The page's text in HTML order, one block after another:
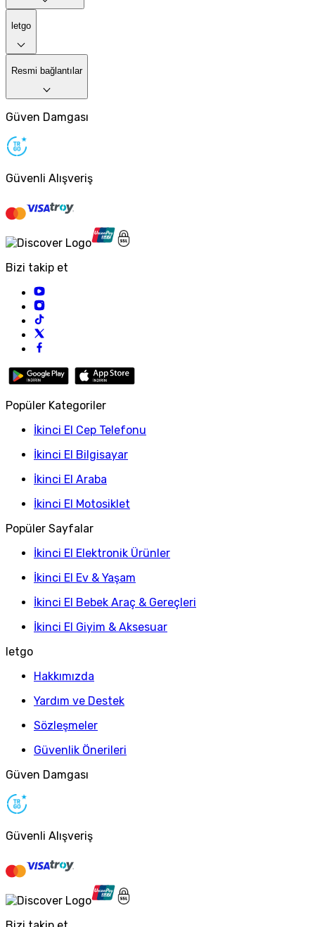
letgo
Resmi bağlantılar
Güven Damgası
Güvenli Alışveriş
Bizi takip et
Popüler Kategoriler
İkinci El Cep Telefonu
İkinci El Bilgisayar
İkinci El Araba
İkinci El Motosiklet
Popüler Sayfalar
İkinci El Elektronik Ürünler
İkinci El Ev & Yaşam
İkinci El Bebek Araç & Gereçleri
İkinci El Giyim & Aksesuar
letgo
Hakkımızda
Yardım ve Destek
Sözleşmeler
Güvenlik Önerileri
Güven Damgası
Güvenli Alışveriş